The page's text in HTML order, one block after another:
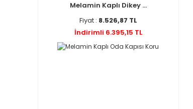
Melamin Kaplı Dikey ...
Fiyat : 8.526,87 TL
İndirimli 6.395,15 TL